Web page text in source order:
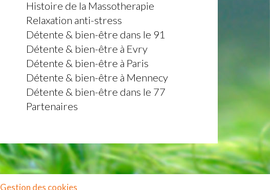
Histoire de la Massotherapie
Relaxation anti-stress
Détente & bien-être dans le 91
Détente & bien-être à Evry
Détente & bien-être à Paris
Détente & bien-être à Mennecy
Détente & bien-être dans le 77
Partenaires
Gestion des cookies